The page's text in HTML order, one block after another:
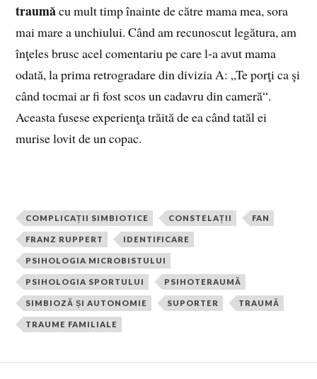
traumăcu mult timp înainte de către mama mea, sora
mai mare a unchiului. Când am recunoscut legătura, am
înţeles brusc acel comentariu pe care l‑a avut mama
odată, la prima retrogradare din divizia A: „Te porţi ca şi
când tocmai ar fi fost scos un cadavru din cameră“.
Aceasta fusese experienţa trăită de ea când tatăl ei
murise lovit de un copac.
COMPLICAȚII SIMBIOTICE CONSTELAȚII FAN
FRANZ RUPPERT IDENTIFICARE
PSIHOLOGIA MICROBISTULUI
PSIHOLOGIA SPORTULUI PSIHOTERAUMĂ
SIMBIOZĂ ȘI AUTONOMIE SUPORTER TRAUMĂ
TRAUME FAMILIALE